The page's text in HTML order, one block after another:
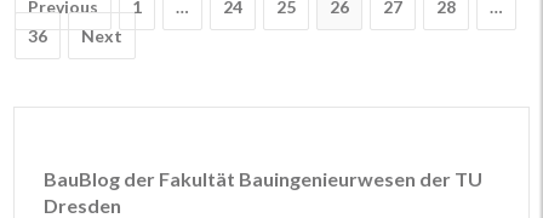
Post
navigation
Previous 1 … 24 25 26 27 28
…
36
Next
BauBlog der Fakultät Bauingenieurwesen der TU
Dresden